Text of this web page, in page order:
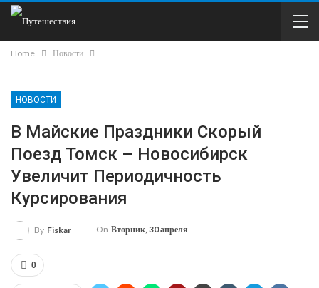
Home Новости
НОВОСТИ
В Майские Праздники Скорый
Поезд Томск – Новосибирск
Увеличит Периодичность
Курсирования
By Fiskar On Вторник, 30 апреля
0